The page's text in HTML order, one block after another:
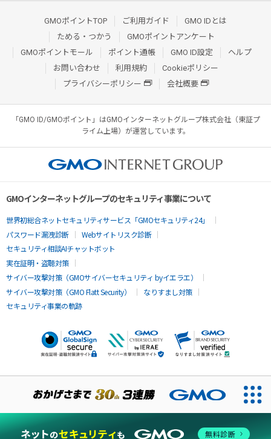
GMOポイントTOP ご利用ガイド
GMO IDとは
ためる・つかう
GMOポイントアンケート
GMOポイントモール
ポイント通帳 GMO ID設定
ヘルプ
お問い合わせ
利用規約
Cookieポリシー
プライバシーポリシー
会社概要
「GMO ID/GMOポイント」はGMOインターネットグループ株式会社（東証プ
ライム上場）が運営しています。
GMOインターネットグループのセキュリティ事業について
世界初総合ネットセキュリティサービス「GMOセキュリティ24」
パスワード漏洩診断
Webサイトリスク診断
セキュリティ相談AIチャットボット
実在証明・盗聴対策
サイバー攻撃対策（GMOサイバーセキュリティ byイエラエ）
サイバー攻撃対策（GMO Flatt Security）
なりすまし対策
セキュリティ事業の軌跡
無料診断